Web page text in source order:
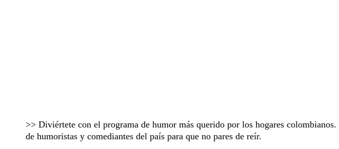
>> Diviértete con el programa de humor más querido por los hogares colombianos.
de humoristas y comediantes del país para que no pares de reír.